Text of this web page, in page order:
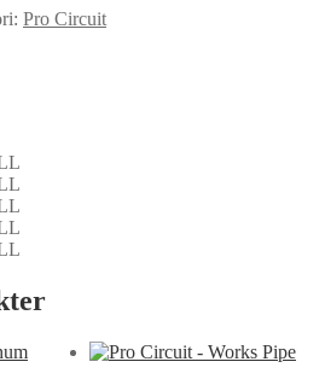
Pro Circuit